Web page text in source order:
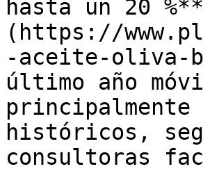
hasta un 20
(https://
-aceite-oliva-
último año
históricos,
consultoras